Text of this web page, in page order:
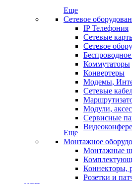
Еще
Сетевое
IP Телефония
Сетевые
Сетевое
Коммутаторы
Конвертеры
Модемы,
Сетевые
Модули,
Сервисные
Еще
Монтажное
Монтажные
Коннекторы,
Розетки и